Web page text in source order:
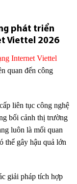
phát triển
Viettel 2026
Internet Viettel
quan đến công
liên tục công nghệ
bối cảnh thị trường
luôn là mối quan
thể gây hậu quả lớn
giải pháp tích hợp